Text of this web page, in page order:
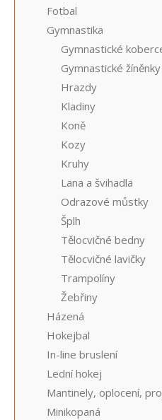
Fotbal
Gymnastika
Gymnastické
Gymnastické žíněnky
Hrazdy
Kladiny
Koně
Kozy
Kruhy
Lana a švihadla
Odrazové můstky
Šplh
Tělocvičné bedny
Tělocvičné lavičky
Trampolíny
Žebřiny
Házená
Hokejbal
In-line bruslení
Lední hokej
Mantinely, oplocení,
Minikopaná